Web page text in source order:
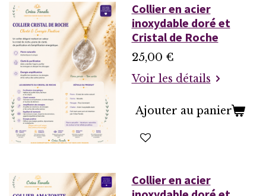
Collier en acier
inoxydable doré et
Cristal de Roche
25,00 €
Voir les détails
Ajouter au panier
Collier en acier